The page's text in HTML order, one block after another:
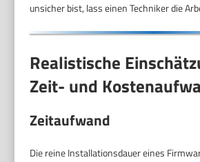
unsicher bist, lass einen Techniker die
Realistische
Zeit- und
Zeitaufwand
Die reine Installationsdauer eines